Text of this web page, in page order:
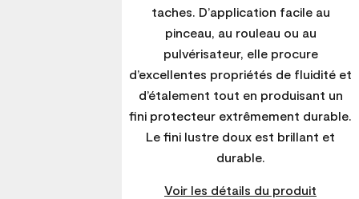
taches. D’application facile au
pinceau, au rouleau ou au
pulvérisateur, elle procure
d’excellentes propriétés de fluidité et
d’étalement tout en produisant un
fini protecteur extrêmement durable.
Le fini lustre doux est brillant et
durable.
Voir les détails du produit